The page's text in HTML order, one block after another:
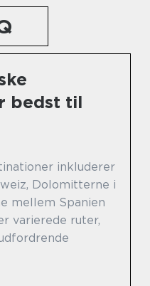
bedst til
inkluderer
Dolomitterne i
mellem Spanien
varierede ruter,